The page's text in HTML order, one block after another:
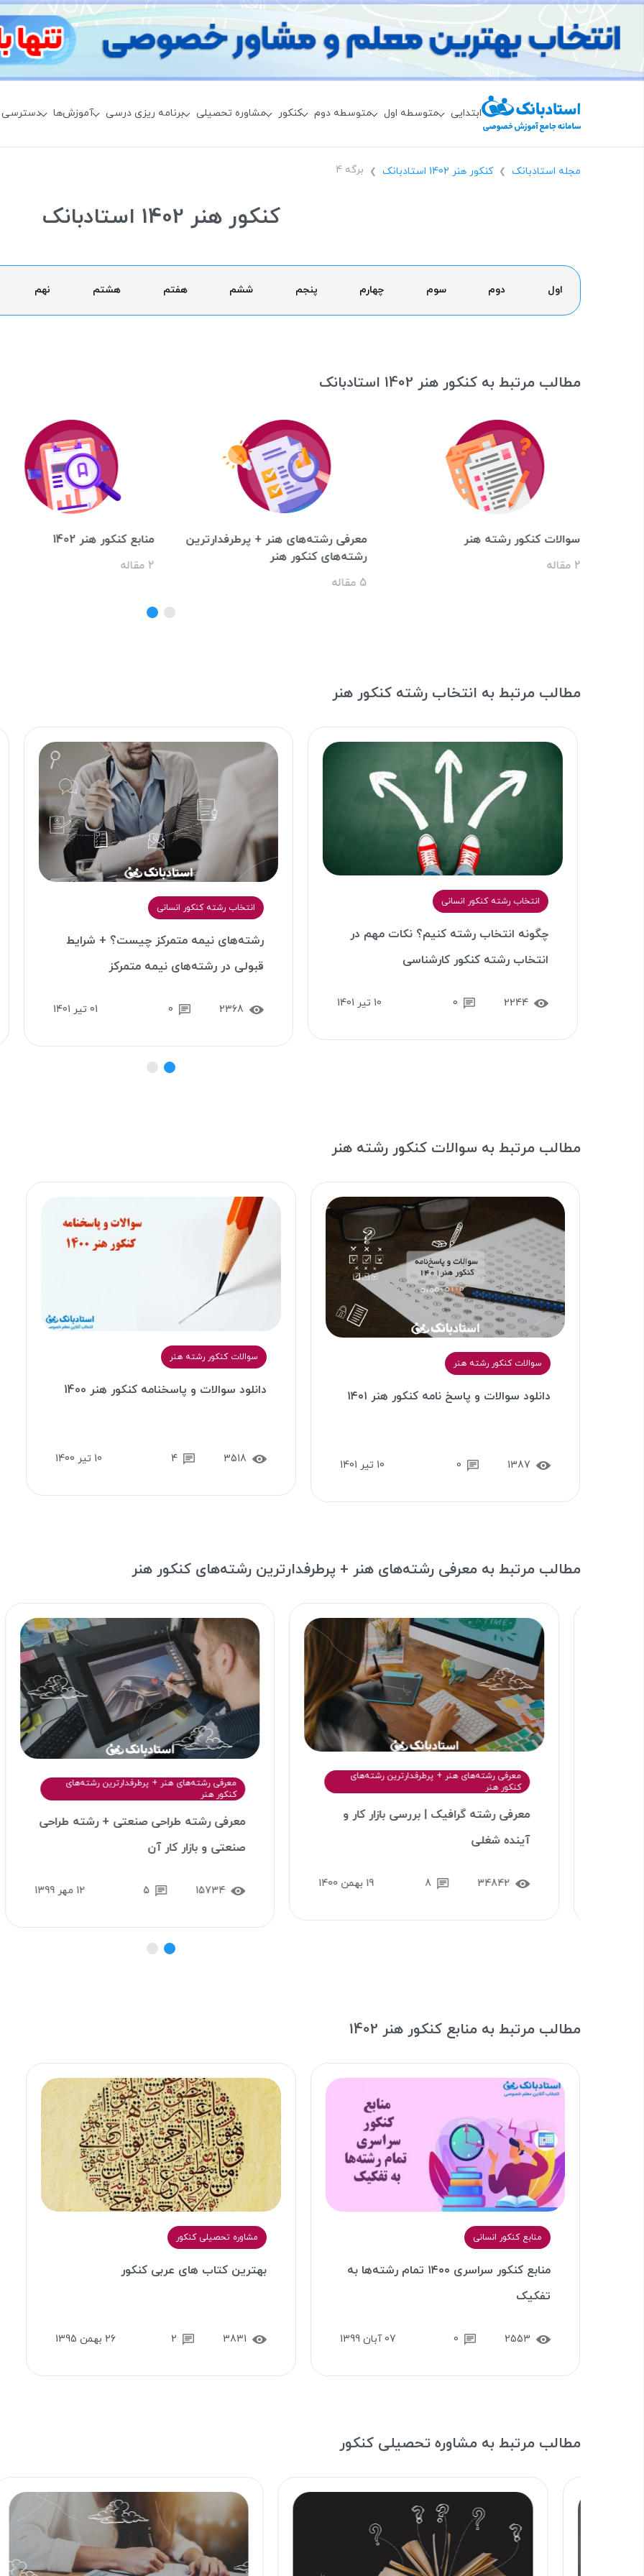
ابتدایی متوسطه اول متوسطه دوم کنکور مشاوره تحصیلی برنامه ریزی درسی آموزش‌ها دسترسی
مجله استادبانک ❯ کنکور هنر 1402 استادبانک ❯ برگه 4
کنکور هنر 1402 استادبانک
اول دوم سوم چهارم پنجم ششم هفتم هشتم نهم
مطالب مرتبط به کنکور هنر 1402 استادبانک
سوالات کنکور رشته هنر
2 مقاله
معرفی رشته‌های هنر + پرطرفدارترین
رشته‌های کنکور هنر
5 مقاله
منابع کنکور هنر 1402
2 مقاله
مطالب مرتبط به انتخاب رشته کنکور هنر
انتخاب رشته کنکور انسانی
چگونه انتخاب رشته کنیم؟ نکات مهم در
انتخاب رشته کنکور کارشناسی
2244
0 10 تیر 1401
انتخاب رشته کنکور انسانی
رشته‌های نیمه متمرکز چیست؟ + شرایط
قبولی در رشته‌های نیمه متمرکز
2368
0 01 تیر 1401
مطالب مرتبط به سوالات کنکور رشته هنر
سوالات کنکور رشته هنر
دانلود سوالات و پاسخ‌ نامه کنکور هنر ۱۴۰۱
1387
0 10 تیر 1401
سوالات کنکور رشته هنر
دانلود سوالات و پاسخنامه کنکور هنر 1400
3518
4 10 تیر 1400
مطالب مرتبط به معرفی رشته‌های هنر + پرطرفدارترین رشته‌های کنکور هنر
معرفی رشته‌های هنر + پرطرفدارترین رشته‌های
کنکور هنر
معرفی رشته گرافیک | بررسی بازار کار و
آینده شغلی
34842
8
معرفی رشته‌های هنر + پرطرفدارترین رشته‌های
کنکور هنر
معرفی رشته طراحی صنعتی + رشته طراحی
صنعتی و بازار کار آن
15734
5
مطالب مرتبط به منابع کنکور هنر 1402
منابع کنکور انسانی
منابع کنکور سراسری ۱۴۰۰ تمام رشته‌ها به
تفکیک
2553
0 07 آبان 1399
مشاوره تحصیلی کنکور
بهترین کتاب های عربی کنکور
3831
2 26 بهمن 1395
مطالب مرتبط به مشاوره تحصیلی کنکور